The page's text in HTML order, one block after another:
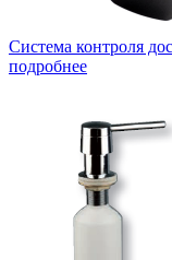
Система контроля
подробнее